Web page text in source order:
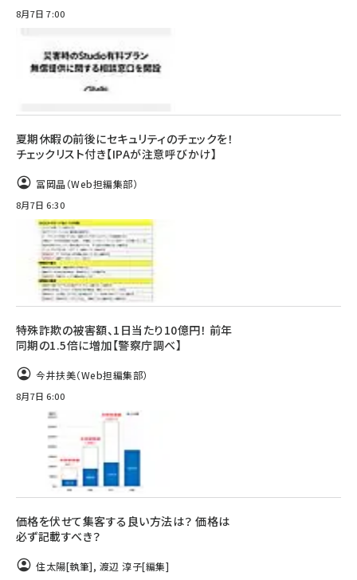
8月7日 7:00
夏期休暇の前後にセキュリティのチェックを！
チェックリスト付き【IPAが注意呼びかけ】
冨岡晶（Web担編集部）
8月7日 6:30
特殊詐欺の被害額、1日当たり10億円！ 前年
同期の1.5倍に増加【警察庁調べ】
今井扶美（Web担編集部）
8月7日 6:00
価格を伏せて集客する良い方法は？ 価格は
必ず記載すべき？
住太陽[執筆], 渡辺 淳子[編集]